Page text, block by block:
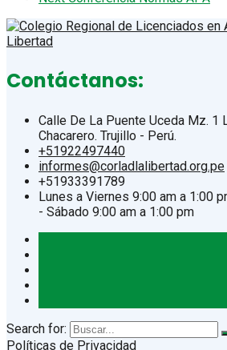
Contáctanos:
Calle De La Puente Uceda Mz. 1
Chacarero. Trujillo - Perú.
+51922497440
informes@corladlalibertad.org.pe
+51933391789
Lunes a Viernes 9:00 am a 1:00
- Sábado 9:00 am a 1:00 pm
Search for:
Políticas de Privacidad